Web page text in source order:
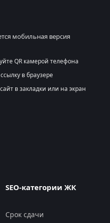
мобильная версия
QR камерой телефона
в браузере
в закладки или на экран
SEO-категории ЖК
Срок сдачи